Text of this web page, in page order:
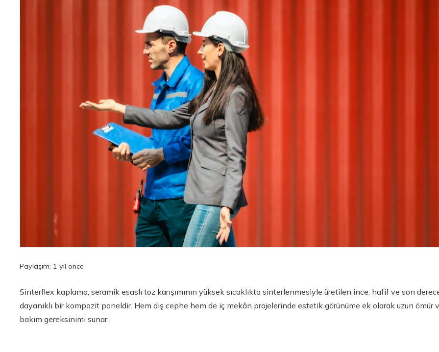
Paylaşım: 1 yıl önce
Sinterflex kaplama, seramik esaslı toz karışımının yüksek sıcaklıkta sinterlenmesiyle üretilen ince, hafif ve son
dayanıklı bir kompozit paneldir. Hem dış cephe hem de iç mekân projelerinde estetik görünüme ek olarak uzun ömür
bakım gereksinimi sunar.